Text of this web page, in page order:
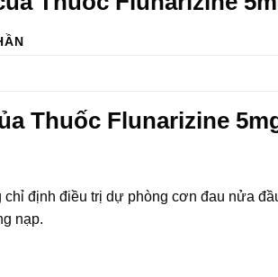
Thuốc Flunarizine
chỉ định điều trị dự phòng cơn đau nửa
nạp.